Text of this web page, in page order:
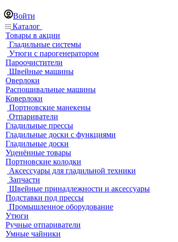
Войти
Каталог
Товары в акции
Гладильные системы
Утюги с парогенератором
Пароочистители
Швейные машины
Оверлоки
Распошивальные машины
Коверлоки
Портновские манекены
Отпариватели
Гладильные прессы
Гладильные доски с функциями
Гладильные доски
Уценённые товары
Портновские колодки
Аксессуары для гладильной техники
Запчасти
Швейные принадлежности и аксессуары
Подставки под прессы
Промышленное оборудование
Утюги
Ручные отпариватели
Умные чайники